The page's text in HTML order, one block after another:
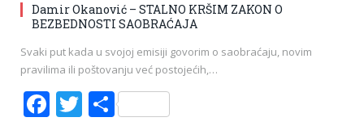
Damir Okanović – STALNO KRŠIM ZAKON O
BEZBEDNOSTI SAOBRAĆAJA
Svaki put kada u svojoj emisiji govorim o saobraćaju, novim
pravilima ili poštovanju već postojećih,…
Facebook
Twitter
Share